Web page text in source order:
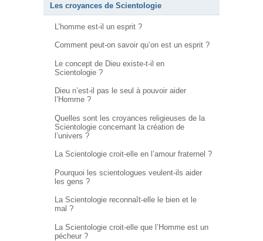
Les croyances de Scientologie
L’homme est-il un esprit ?
Comment peut-on savoir qu’on est un esprit ?
Le concept de Dieu existe-t-il en
Scientologie ?
Dieu n’est-il pas le seul à pouvoir aider
l’Homme ?
Quelles sont les croyances religieuses de la
Scientologie concernant la création de
l’univers ?
La Scientologie croit-elle en l’amour fraternel ?
Pourquoi les scientologues veulent-ils aider
les gens ?
La Scientologie reconnaît-elle le bien et le
mal ?
La Scientologie croit-elle que l’Homme est un
pécheur ?